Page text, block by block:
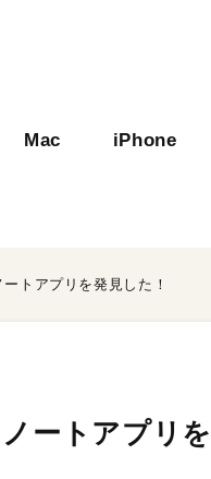
Mac iPhone
トアプリを発見した！
ートアプリ